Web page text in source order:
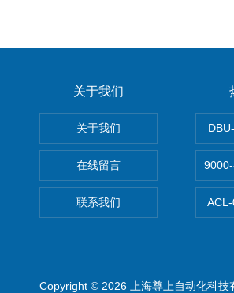
关于我们
关于我们
在线留言
联系我们
Copyright © 2026 上海尊上自动化科